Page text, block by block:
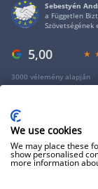
Sebestyén
a Független
Szövetségének
5,00
3000 vélemény alapján
We use cookies
We may place these
show personalised
more information